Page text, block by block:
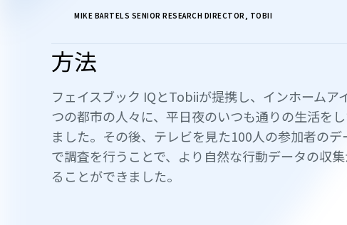
MIKE BARTELS SENIOR RESEARCH DIRECTOR, TOBII
方法
フェイスブック IQとTobiiが提携し、インホーム
つの都市の人々に、平日夜のいつも通りの生活を
ました。その後、テレビを見た100人の参加者の
で調査を行うことで、より自然な行動データの収
ることができました。